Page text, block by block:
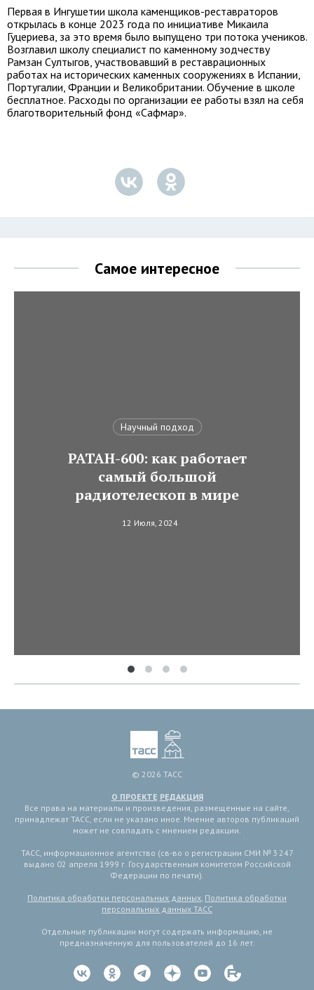
Первая в Ингушетии школа каменщиков-реставраторов
открылась в конце 2023 года по инициативе Микаила
Гуцериева, за это время было выпущено три потока учеников.
Возглавил школу специалист по каменному зодчеству
Рамзан Султыгов, участвовавший в реставрационных
работах на исторических каменных сооружениях в Испании,
Португалии, Франции и Великобритании. Обучение в школе
бесплатное. Расходы по организации ее работы взял на себя
благотворительный фонд «Сафмар».
Самое интересное
Научный подход
РАТАН-600: как работает
самый большой
радиотелескоп в мире
12 Июля, 2024
© 2026 ТАСС
О ПРОЕКТЕ РЕДАКЦИЯ
Все права на материалы и произведения, размещенные на сайте,
принадлежат ТАСС, если не указано иное. Мнение авторов публикаций
может не совпадать с мнением редакции.
ТАСС, информационное агентство (св-во о регистрации СМИ № 3 247
выдано 02 апреля 1999 г. Государственным комитетом Российской
Федерации по печати).
Политика обработки персональных данных, Политика обработки
персональных данных ТАСС
Отдельные публикации могут содержать информацию, не
предназначенную для пользователей до 16 лет.